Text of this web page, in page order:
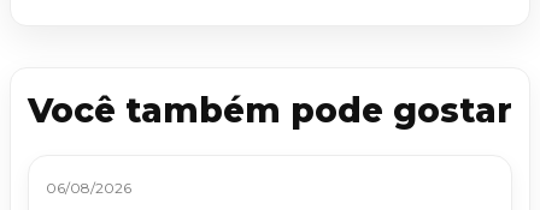
Você também pode gostar
06/08/2026